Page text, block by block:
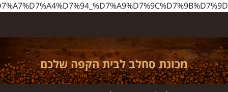
http://www.ilbarista.co.il/